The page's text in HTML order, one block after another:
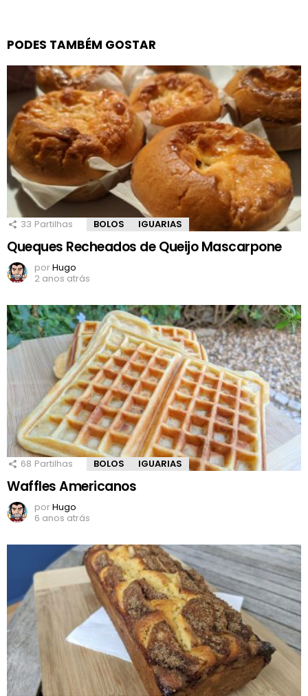
PODES TAMBÉM GOSTAR
33 Partilhas BOLOS IGUARIAS
Queques Recheados de Queijo Mascarpone
porHugo
2 anos atrás
68 Partilhas BOLOS IGUARIAS
Waffles Americanos
porHugo
6 anos atrás